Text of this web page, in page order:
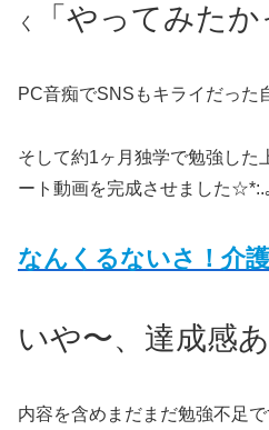
く 「やってみたか
PC音痴でSNSもキライだった
そして約1ヶ月独学で勉強した
ート動画を完成させました
なんくるないさ！介
いや〜、達成感
内容を含めまだまだ勉強不足